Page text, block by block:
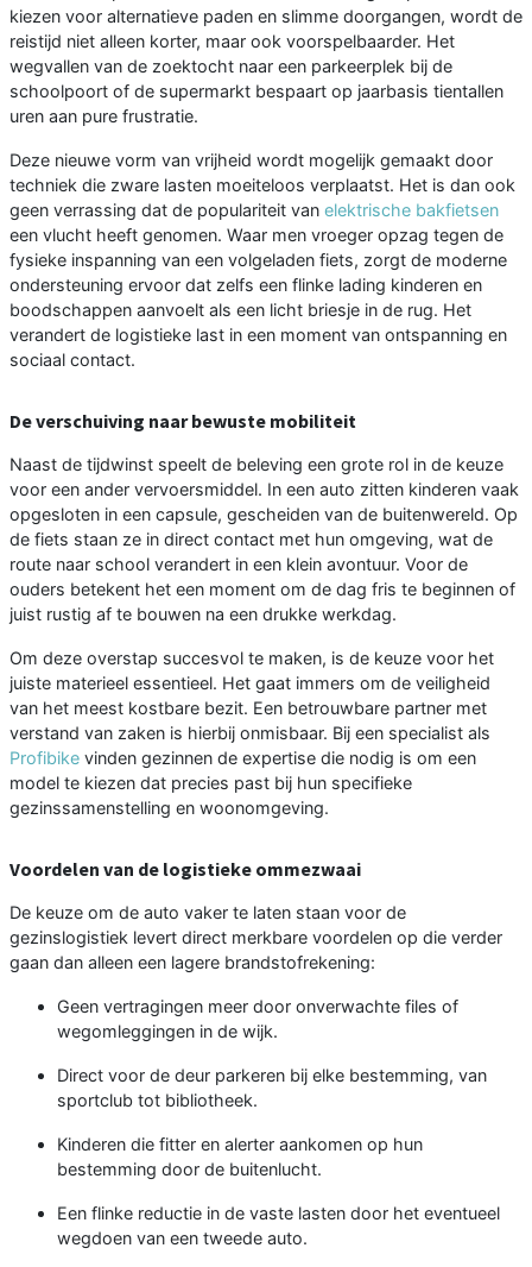
kiezen voor alternatieve paden en slimme doorgangen, wordt de
reistijd niet alleen korter, maar ook voorspelbaarder. Het
wegvallen van de zoektocht naar een parkeerplek bij de
schoolpoort of de supermarkt bespaart op jaarbasis tientallen
uren aan pure frustratie.
Deze nieuwe vorm van vrijheid wordt mogelijk gemaakt door
techniek die zware lasten moeiteloos verplaatst. Het is dan ook
geen verrassing dat de populariteit van elektrische bakfietsen
een vlucht heeft genomen. Waar men vroeger opzag tegen de
fysieke inspanning van een volgeladen fiets, zorgt de moderne
ondersteuning ervoor dat zelfs een flinke lading kinderen en
boodschappen aanvoelt als een licht briesje in de rug. Het
verandert de logistieke last in een moment van ontspanning en
sociaal contact.
De verschuiving naar bewuste mobiliteit
Naast de tijdwinst speelt de beleving een grote rol in de keuze
voor een ander vervoersmiddel. In een auto zitten kinderen vaak
opgesloten in een capsule, gescheiden van de buitenwereld. Op
de fiets staan ze in direct contact met hun omgeving, wat de
route naar school verandert in een klein avontuur. Voor de
ouders betekent het een moment om de dag fris te beginnen of
juist rustig af te bouwen na een drukke werkdag.
Om deze overstap succesvol te maken, is de keuze voor het
juiste materieel essentieel. Het gaat immers om de veiligheid
van het meest kostbare bezit. Een betrouwbare partner met
verstand van zaken is hierbij onmisbaar. Bij een specialist als
Profibike vinden gezinnen de expertise die nodig is om een
model te kiezen dat precies past bij hun specifieke
gezinssamenstelling en woonomgeving.
Voordelen van de logistieke ommezwaai
De keuze om de auto vaker te laten staan voor de
gezinslogistiek levert direct merkbare voordelen op die verder
gaan dan alleen een lagere brandstofrekening:
Geen vertragingen meer door onverwachte files of
wegomleggingen in de wijk.
Direct voor de deur parkeren bij elke bestemming, van
sportclub tot bibliotheek.
Kinderen die fitter en alerter aankomen op hun
bestemming door de buitenlucht.
Een flinke reductie in de vaste lasten door het eventueel
wegdoen van een tweede auto.